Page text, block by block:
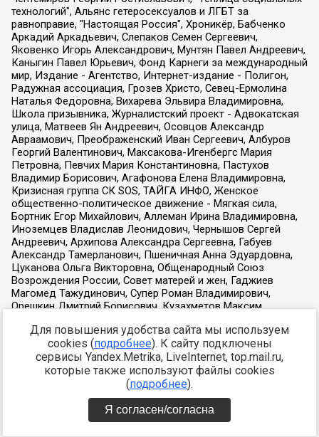
Для повышения удобства сайта мы используем
cookies (подробнее). К сайту подключены
сервисы Yandex.Metrika, LiveInternet, top.mail.ru,
которые также используют файлы cookies
(подробнее).
Я согласен/согласна